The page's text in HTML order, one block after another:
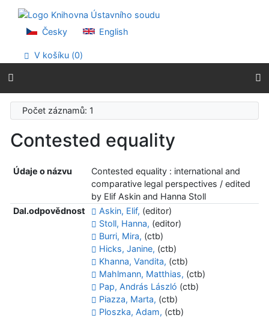
Přejít na menu
Prohlášení o webové přístupnosti
Česky English
V košíku (0)
Počet záznamů: 1
Contested equality
Údaje o názvu
Contested equality : international and
comparative legal perspectives / edited
by Elif Askin and Hanna Stoll
Dal.odpovědnost
Askin, Elif, (editor)
Stoll, Hanna, (editor)
Burri, Mira, (ctb)
Hicks, Janine, (ctb)
Khanna, Vandita, (ctb)
Mahlmann, Matthias, (ctb)
Pap, András László (ctb)
Piazza, Marta, (ctb)
Ploszka, Adam, (ctb)